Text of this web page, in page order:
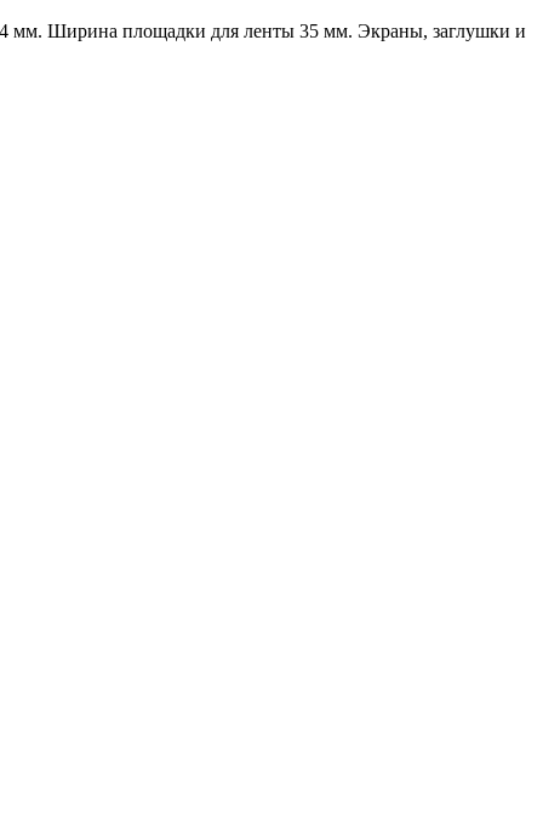
мм. Ширина площадки для ленты 35 мм. Экраны, заглушки и